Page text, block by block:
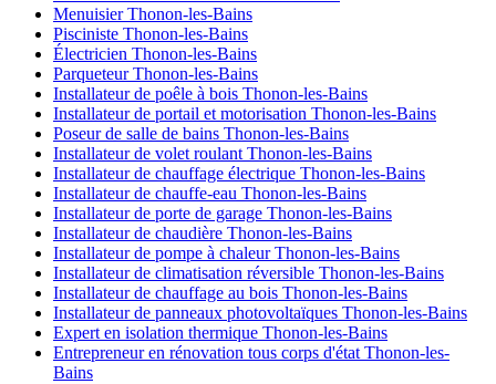
Menuisier Thonon-les-Bains
Pisciniste Thonon-les-Bains
Électricien Thonon-les-Bains
Parqueteur Thonon-les-Bains
Installateur de poêle à bois Thonon-les-Bains
Installateur de portail et motorisation Thonon-les-Bains
Poseur de salle de bains Thonon-les-Bains
Installateur de volet roulant Thonon-les-Bains
Installateur de chauffage électrique Thonon-les-Bains
Installateur de chauffe-eau Thonon-les-Bains
Installateur de porte de garage Thonon-les-Bains
Installateur de chaudière Thonon-les-Bains
Installateur de pompe à chaleur Thonon-les-Bains
Installateur de climatisation réversible Thonon-les-Bains
Installateur de chauffage au bois Thonon-les-Bains
Installateur de panneaux photovoltaïques Thonon-les-Bains
Expert en isolation thermique Thonon-les-Bains
Entrepreneur en rénovation tous corps d'état Thonon-les-
Bains